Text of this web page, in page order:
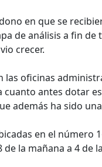
en que se
de análisis a fin
crecer.
las oficinas
cuanto antes dotar
además ha sido
en el número
la mañana a 4 de